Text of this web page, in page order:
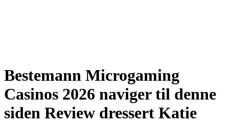
Bestemann Microgaming
Casinos 2026 naviger til denne
siden Review dressert Katie